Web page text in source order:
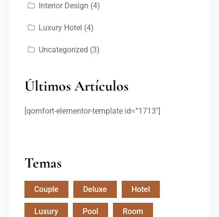
Interior Design (4)
Luxury Hotel (4)
Uncategorized (3)
Últimos Artículos
[qomfort-elementor-template id=”1713″]
Temas
Couple Deluxe Hotel
Luxury Pool Room